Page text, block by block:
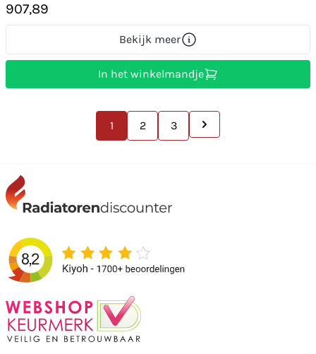
907,89
Bekijk meer
In het winkelmandje
1 2 3